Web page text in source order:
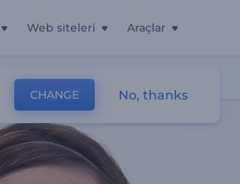
Web siteleri Araçlar
CHANGE No, thanks